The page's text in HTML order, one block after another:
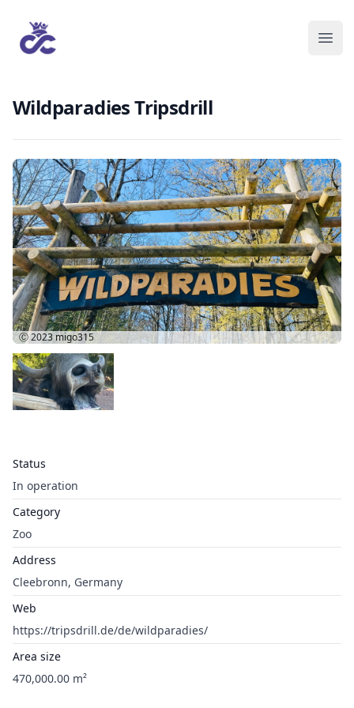
Wildparadies Tripsdrill
Status
In operation
Category
Zoo
Address
Cleebronn, Germany
Web
https://tripsdrill.de/de/wildparadies/
Area size
470,000.00 m²
Ⓒ 2023 migo315